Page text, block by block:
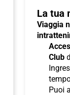
La tua
Viaggia
Club
Puoi